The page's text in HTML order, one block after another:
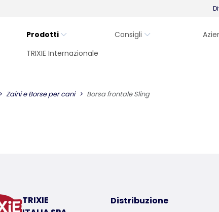
Prodotti Consigli
TRIXIE Internazionale
Zaini e Borse per cani Borsa frontale Sling
TRIXIE
Distribuzione